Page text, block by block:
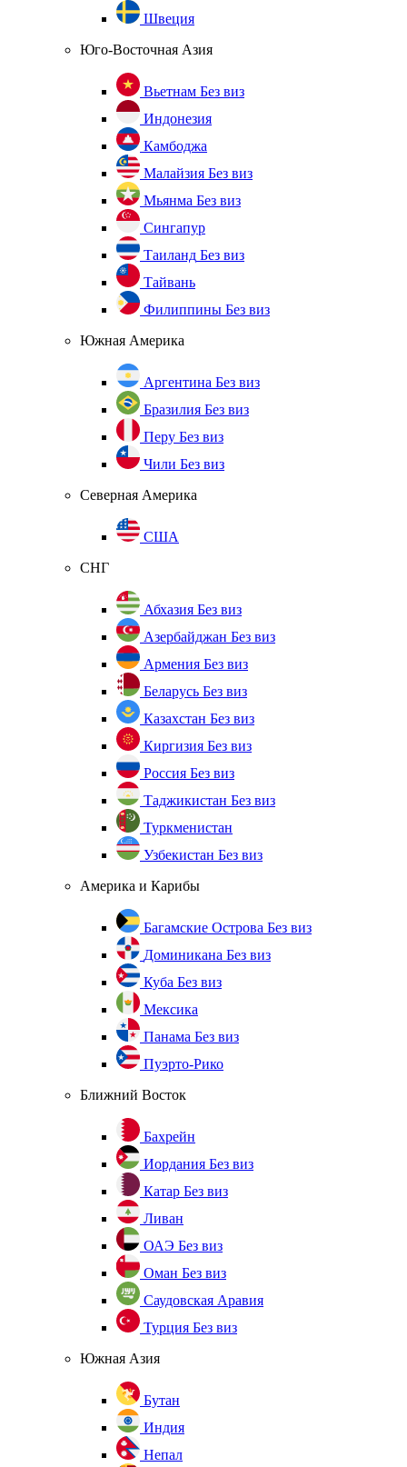
Швеция
Юго-Восточная Азия
Вьетнам Без виз
Индонезия
Камбоджа
Малайзия Без виз
Мьянма Без виз
Сингапур
Таиланд Без виз
Тайвань
Филиппины Без виз
Южная Америка
Аргентина Без виз
Бразилия Без виз
Перу Без виз
Чили Без виз
Северная Америка
США
СНГ
Абхазия Без виз
Азербайджан Без виз
Армения Без виз
Беларусь Без виз
Казахстан Без виз
Киргизия Без виз
Россия Без виз
Таджикистан Без виз
Туркменистан
Узбекистан Без виз
Америка и Карибы
Багамские Острова Без виз
Доминикана Без виз
Куба Без виз
Мексика
Панама Без виз
Пуэрто-Рико
Ближний Восток
Бахрейн
Иордания Без виз
Катар Без виз
Ливан
ОАЭ Без виз
Оман Без виз
Саудовская Аравия
Турция Без виз
Южная Азия
Бутан
Индия
Непал